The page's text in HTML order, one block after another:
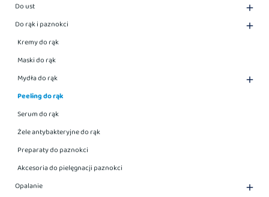
Do ust 
Do rąk i paznokci 
Kremy do rąk
Maski do rąk
Mydła do rąk

Peeling do rąk
Serum do rąk
Żele antybakteryjne do rąk
Preparaty do paznokci
Akcesoria do pielęgnacji paznokci
Opalanie
